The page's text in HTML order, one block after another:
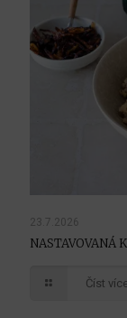
23.7.2026
NASTAVOVANÁ
Číst